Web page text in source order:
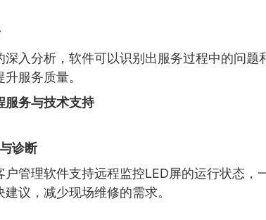
深入分析，软件可以识别出服务过程中的问
服务质量。
服务与技术支持
诊断
户管理软件支持远程监控LED屏的运行状态，
议，减少现场维修的需求。